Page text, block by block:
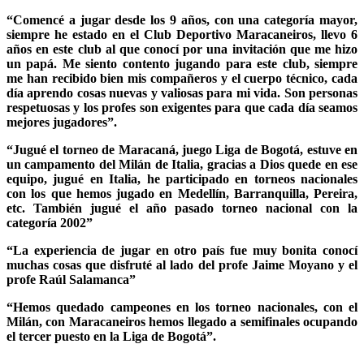
“Comencé a jugar desde los 9 años, con una categoría mayor,
siempre he estado en el Club Deportivo Maracaneiros, llevo 6
años en este club al que conocí por una invitación que me hizo
un papá. Me siento contento jugando para este club, siempre
me han recibido bien mis compañeros y el cuerpo técnico, cada
día aprendo cosas nuevas y valiosas para mi vida. Son personas
respetuosas y los profes son exigentes para que cada día seamos
mejores jugadores”.
“Jugué el torneo de Maracaná, juego Liga de Bogotá, estuve en
un campamento del Milán de Italia, gracias a Dios quede en ese
equipo, jugué en Italia, he participado en torneos nacionales
con los que hemos jugado en Medellín, Barranquilla, Pereira,
etc. También jugué el año pasado torneo nacional con la
categoría 2002”
“La experiencia de jugar en otro país fue muy bonita conocí
muchas cosas que disfruté al lado del profe Jaime Moyano y el
profe Raúl Salamanca”
“Hemos quedado campeones en los torneo nacionales, con el
Milán, con Maracaneiros hemos llegado a semifinales ocupando
el tercer puesto en la Liga de Bogotá”.